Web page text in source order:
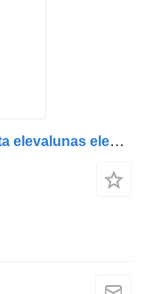
Mecanism regulator de geam dreapta elevalunas electrico para MAN 8162645/6034, 81626456034, 8162645/6052, 81626456052, 81626456028, 8162645/6028, 81626456026, 8162645/6026 camión